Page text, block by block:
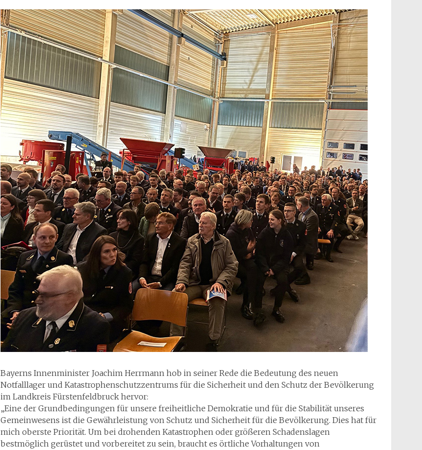
Bayerns Innenminister Joachim Herrmann hob in seiner Rede die Bedeutung des neuen
Notfalllager und Katastrophenschutzzentrums für die Sicherheit und den Schutz der Bevölkerung
im Landkreis Fürstenfeldbruck hervor:
„Eine der Grundbedingungen für unsere freiheitliche Demokratie und für die Stabilität unseres
Gemeinwesens ist die Gewährleistung von Schutz und Sicherheit für die Bevölkerung. Dies hat für
mich oberste Priorität. Um bei drohenden Katastrophen oder größeren Schadenslagen
bestmöglich gerüstet und vorbereitet zu sein, braucht es örtliche Vorhaltungen von